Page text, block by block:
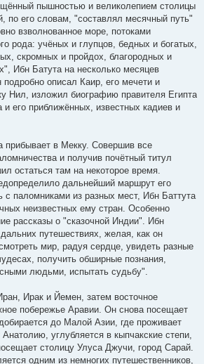
пышностью и великолепием столицы
по его словам, "составлял месячный путь"
взволнованное море, потоками
рода: учёных и глупцов, бедных и богатых,
скромных и пройдох, благородных и
Ибн Батута на несколько месяцев
описал Каир, его мечети и
Нил, изложил биографию правителя Египта
его приближённых, известных кадиев и
прибывает в Мекку. Совершив все
и получив почётный титул
остаться там на некоторое время.
дальнейший маршрут его
с паломниками из разных мест, Ибн Баттута
неизвестных ему стран. Особенно
рассказы о "сказочной Индии". Ибн
путешествиях, желая, как он
мир, радуя сердце, увидеть разные
получить обширные познания,
людьми, испытать судьбу".
Ирак и Йемен, затем восточное
побережье Аравии. Он снова посещает
до Малой Азии, где проживает
углубляется в кыпчакские степи,
столицу Улуса Джучи, город Сарай.
одним из немногих путешественников,